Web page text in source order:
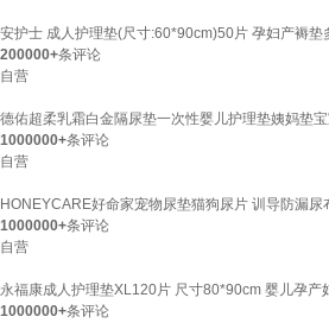
安护士 成人护理垫(尺寸:60*90cm)50片 孕妇产褥垫
200000+条评论
自营
德佑超柔乳霜白金隔尿垫一次性婴儿护理垫姨妈垫
1000000+条评论
自营
HONEYCARE好命家宠物尿垫猫狗尿片 训导防漏
1000000+条评论
自营
永福康成人护理垫XL120片 尺寸80*90cm 婴儿孕产
1000000+条评论